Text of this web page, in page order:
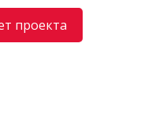
проекта